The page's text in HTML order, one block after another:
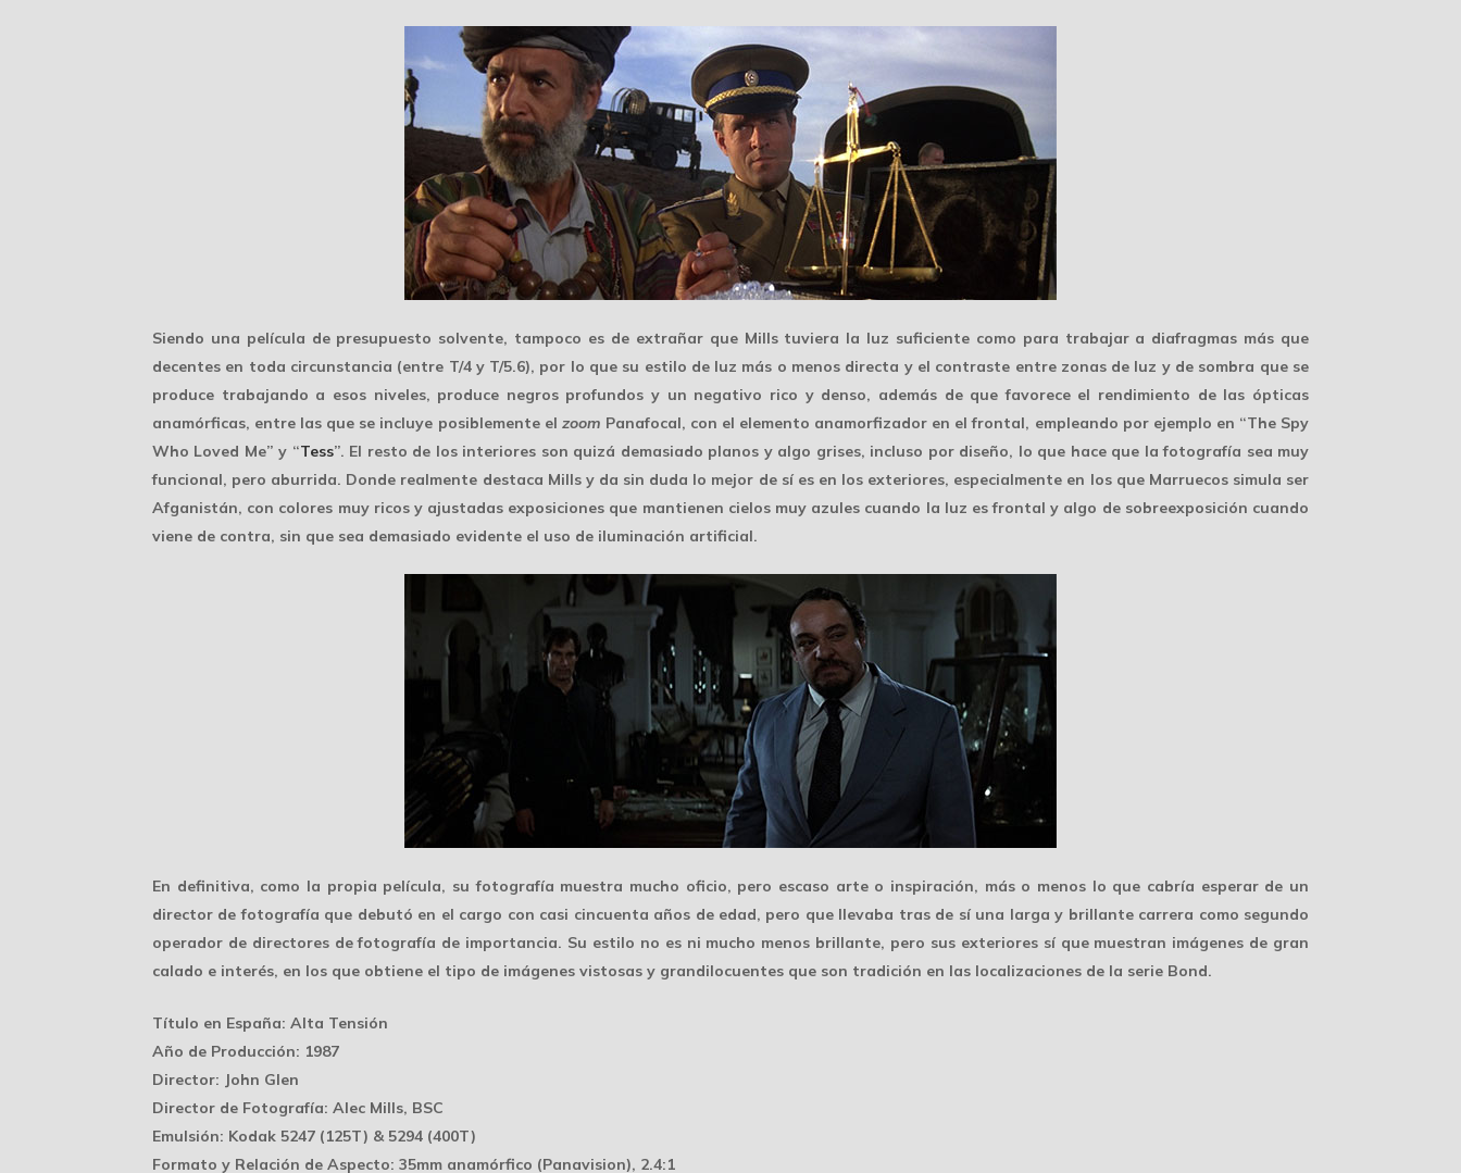
Siendo una película de presupuesto solvente, tampoco es de extrañar que Mills tuviera la luz suficiente como para trabajar a diafragmas más que
decentes en toda circunstancia (entre T/4 y T/5.6), por lo que su estilo de luz más o menos directa y el contraste entre zonas de luz y de sombra que se
produce trabajando a esos niveles, produce negros profundos y un negativo rico y denso, además de que favorece el rendimiento de las ópticas
anamórficas, entre las que se incluye posiblemente el zoom Panafocal, con el elemento anamorfizador en el frontal, empleando por ejemplo en “The Spy
Who Loved Me” y “Tess”. El resto de los interiores son quizá demasiado planos y algo grises, incluso por diseño, lo que hace que la fotografía sea muy
funcional, pero aburrida. Donde realmente destaca Mills y da sin duda lo mejor de sí es en los exteriores, especialmente en los que Marruecos simula ser
Afganistán, con colores muy ricos y ajustadas exposiciones que mantienen cielos muy azules cuando la luz es frontal y algo de sobreexposición cuando
viene de contra, sin que sea demasiado evidente el uso de iluminación artificial.
En definitiva, como la propia película, su fotografía muestra mucho oficio, pero escaso arte o inspiración, más o menos lo que cabría esperar de un
director de fotografía que debutó en el cargo con casi cincuenta años de edad, pero que llevaba tras de sí una larga y brillante carrera como segundo
operador de directores de fotografía de importancia. Su estilo no es ni mucho menos brillante, pero sus exteriores sí que muestran imágenes de gran
calado e interés, en los que obtiene el tipo de imágenes vistosas y grandilocuentes que son tradición en las localizaciones de la serie Bond.
Título en España: Alta Tensión
Año de Producción: 1987
Director: John Glen
Director de Fotografía: Alec Mills, BSC
Emulsión: Kodak 5247 (125T) & 5294 (400T)
Formato y Relación de Aspecto: 35mm anamórfico (Panavision), 2.4:1